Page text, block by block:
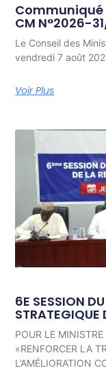
CM N°2026-
Le Conseil des
vendredi 7 août
Voir Plus
6E SESSION
STRATEGIQUE
POUR LE MINISTRE
«RENFORCER LA
L’AMÉLIORATION